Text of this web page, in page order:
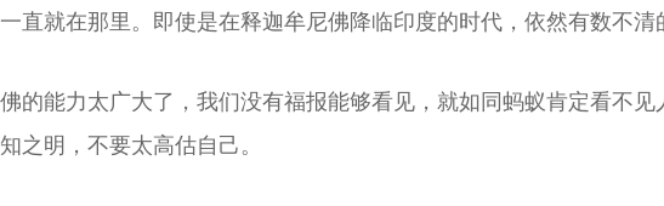
直就在那里。即使是在释迦牟尼佛降临印度的时代，依然有数不清
的能力太广大了，我们没有福报能够看见，就如同蚂蚁肯定看不
之明，不要太高估自己。